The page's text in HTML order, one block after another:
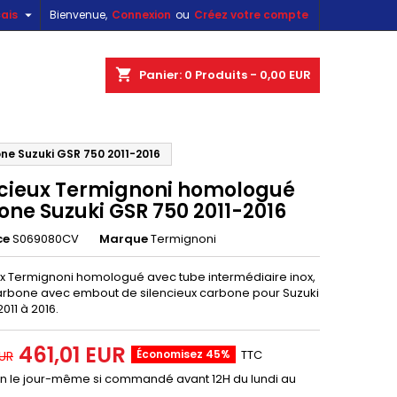
Bienvenue, Connexion ou Créez votre compte

shopping_cart Panier: 0 Produits - 0,00 EUR
Suzuki GSR 750 2011-2016
Termignoni homologué
Suzuki GSR 750 2011-2016
S069080CV MarqueTermignoni
Termignoni homologué avec tube intermédiaire inox,
avec embout de silencieux carbone pour Suzuki
à 2016.
461,01 EUR Économisez 45%
TTC
le jour-même si commandé avant 12H du lundi au